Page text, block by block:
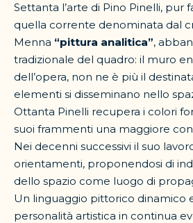
Settanta l’arte di Pino Pinelli, pur
quella corrente denominata dal
Menna “pittura analitica”,
tradizionale del quadro: il muro
dell’opera, non ne è più il
elementi si disseminano nello
Ottanta Pinelli recupera i colori
suoi frammenti una maggiore
Nei decenni successivi il suo
orientamenti, proponendosi di
dello spazio come luogo di
Un linguaggio pittorico dinamico
personalità artistica in continua